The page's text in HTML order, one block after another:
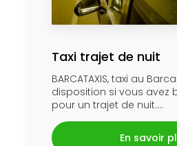
Taxi trajet de nuit
BARCATAXIS, taxi au
disposition si vous avez
pour un trajet de nuit....
En savoir